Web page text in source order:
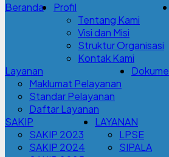
Beranda
Profil
Tentang Kami
Visi dan Misi
Struktur Organisasi
Kontak Kami
Layanan
Maklumat Pelayanan
Standar Pelayanan
Daftar Layanan
SAKIP
SAKIP 2023
SAKIP 2024
LAYANAN
LPSE
SIPALA